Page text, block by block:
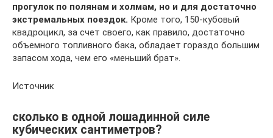
прогулок по полянам и холмам, но и для достаточно
экстремальных поездок. Кроме того, 150-кубовый
квадроцикл, за счет своего, как правило, достаточно
объемного топливного бака, обладает гораздо большим
запасом хода, чем его «меньший брат».
Источник
сколько в одной лошадинной силе
кубических сантиметров?